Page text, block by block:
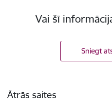
Vai šī
Sniegt
Ātrās saites